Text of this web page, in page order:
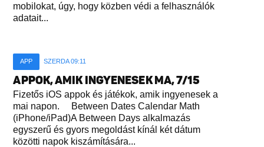
mobilokat, úgy, hogy közben védi a felhasználók
adatait...
APP SZERDA 09:11
APPOK, AMIK INGYENESEK MA, 7/15
Fizetős iOS appok és játékok, amik ingyenesek a
mai napon. Between Dates Calendar Math
(iPhone/iPad)A Between Days alkalmazás
egyszerű és gyors megoldást kínál két dátum
közötti napok kiszámítására...